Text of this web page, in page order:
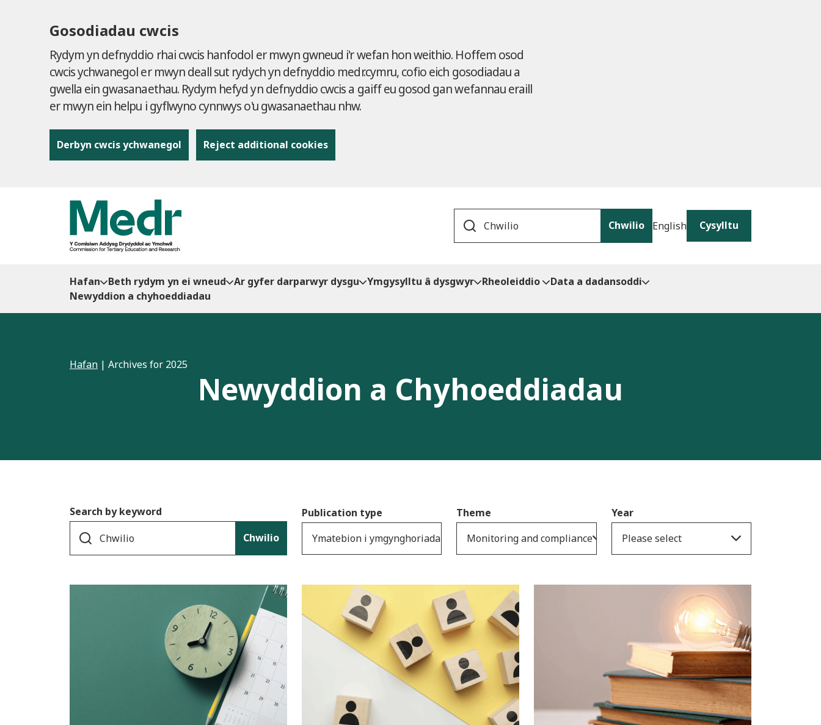
Gosodiadau cwcis
Rydym yn defnyddio rhai cwcis hanfodol er mwyn gwneud i'r wefan hon weithio. Hoffem osod
cwcis ychwanegol er mwyn deall sut rydych yn defnyddio medr.cymru, cofio eich gosodiadau a
gwella ein gwasanaethau. Rydym hefyd yn defnyddio cwcis a gaiff eu gosod gan wefannau eraill
er mwyn ein helpu i gyflwyno cynnwys o'u gwasanaethau nhw.
Derbyn cwcis ychwanegol Reject additional cookies
Chwilio English Cysylltu
Hafan Beth rydym yn ei wneud Ar gyfer darparwyr dysgu Ymgysylltu â dysgwyr Rheoleiddio
Data a dadansoddi
Newyddion a chyhoeddiadau
Hafan | Archives for 2025
Newyddion a Chyhoeddiadau
Search by keyword
Chwilio
Publication type
Ymatebion i ymgynghoriadau
Theme
Monitoring and compliance
Year
Please select
Ymatebion i
ymgynghoriada
u
Cyhoeddiadau Newyddion